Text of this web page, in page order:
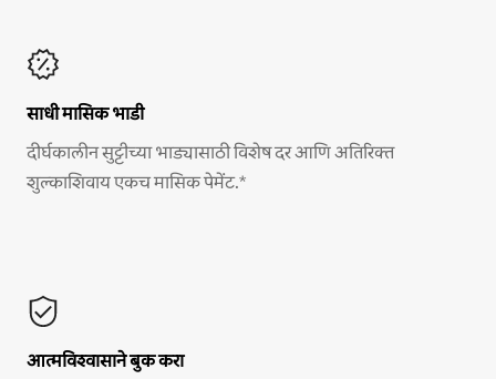
साधी मासिक भाडी
दीर्घकालीन सुट्टीच्या भाड्यासाठी विशेष दर आणि अतिरिक्त
शुल्काशिवाय एकच मासिक पेमेंट.*
आत्मविश्वासाने बुक करा